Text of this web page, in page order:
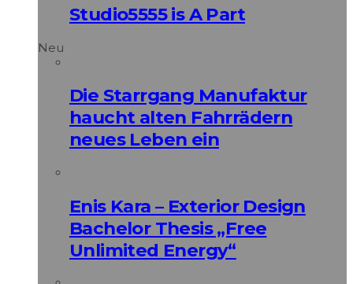
Studio5555 is A Part
Neu
Die Starrgang Manufaktur
haucht alten Fahrrädern
neues Leben ein
Enis Kara – Exterior Design
Bachelor Thesis „Free
Unlimited Energy“